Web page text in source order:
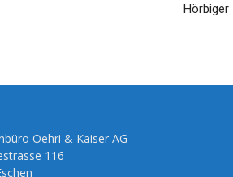
Hörbiger
Oehri & Kaiser AG
116